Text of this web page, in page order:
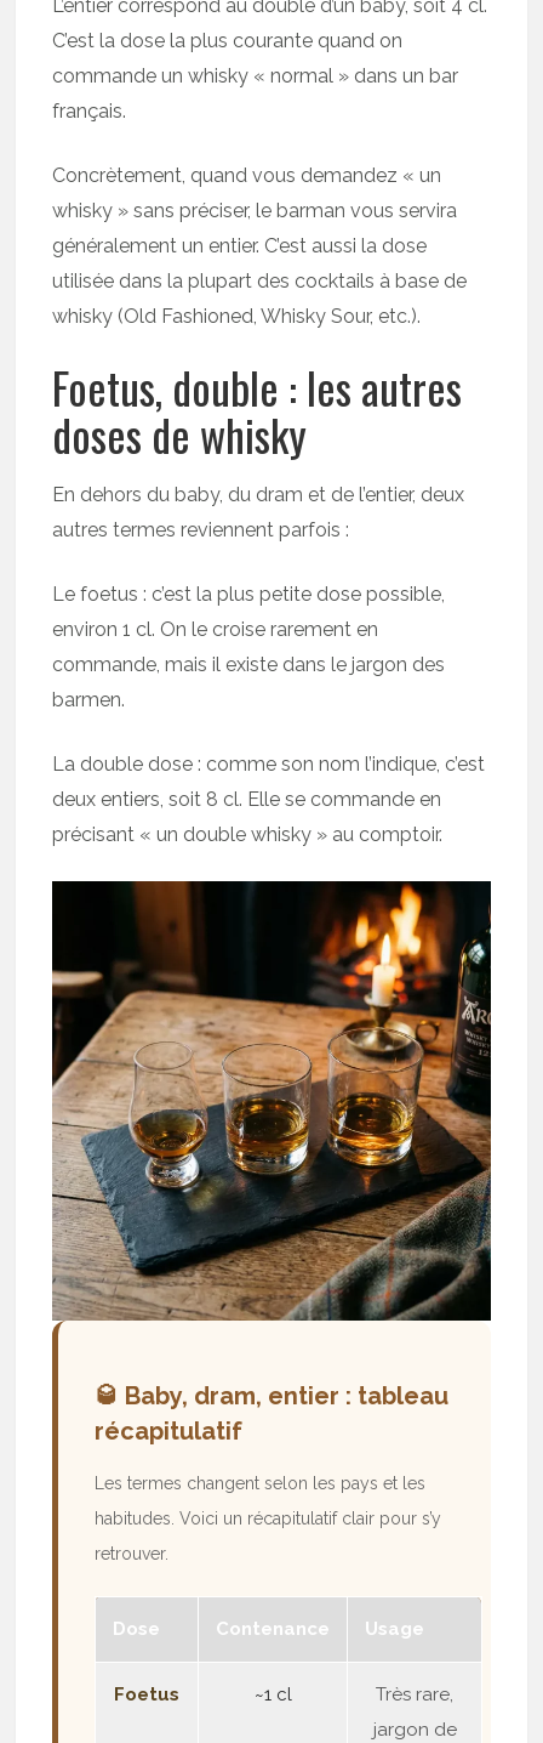
L’entier correspond au double d’un baby, soit 4 cl.
C’est la dose la plus courante quand on
commande un whisky « normal » dans un bar
français.
Concrètement, quand vous demandez « un
whisky » sans préciser, le barman vous servira
généralement un entier. C’est aussi la dose
utilisée dans la plupart des cocktails à base de
whisky (Old Fashioned, Whisky Sour, etc.).
Foetus, double : les autres
doses de whisky
En dehors du baby, du dram et de l’entier, deux
autres termes reviennent parfois :
Le foetus : c’est la plus petite dose possible,
environ 1 cl. On le croise rarement en
commande, mais il existe dans le jargon des
barmen.
La double dose : comme son nom l’indique, c’est
deux entiers, soit 8 cl. Elle se commande en
précisant « un double whisky » au comptoir.
🥃 Baby, dram, entier : tableau
récapitulatif
Les termes changent selon les pays et les
habitudes. Voici un récapitulatif clair pour s’y
retrouver.
Dose Contenance Usage
Foetus ~1 cl
Très rare,
jargon de